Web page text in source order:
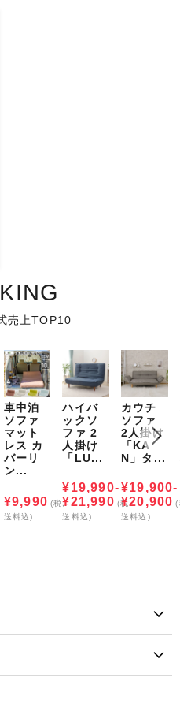
売上TOP10
車中泊
ソファ
マット
レス カ
バーリ
ン...
¥9,990 (税,
送料込)
ハイバ
ックソ
ファ 2
人掛け
「LU...
¥19,990-
¥21,990 (税,
送料込)
カウチ
ソファ
2人掛け
「KA
N」タ...
¥19,900-
¥20,900 (
送料込)